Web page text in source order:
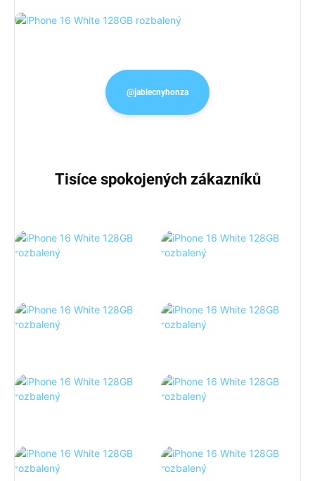
@jablecnyhonza
Tisíce spokojených zákazníků